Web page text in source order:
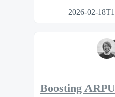
2026-02-
Boosting